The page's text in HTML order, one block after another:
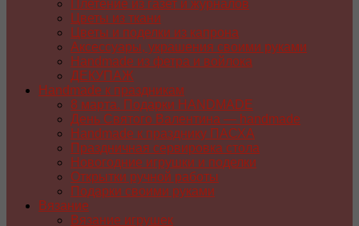
Плетение из газет и журналов
Цветы из ткани
Цветы и поделки из капрона
Аксессуары, украшения своими руками
Handmade из фетра и войлока
ДЕКУПАЖ
Handmade к праздникам
8 марта. Подарки HANDMADE
День Святого Валентина — handmade
Handmade к празднику ПАСХA
Праздничная сервировка стола
Новогодние игрушки и поделки
Открытки ручной работы
Подарки своими руками
Вязание
Вязание игрушек